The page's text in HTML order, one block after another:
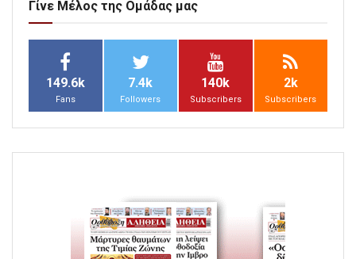
Γίνε Μέλος της Ομάδας μας
149.6k
Fans
7.4k
Followers
140k
Subscribers
2k
Subscribers